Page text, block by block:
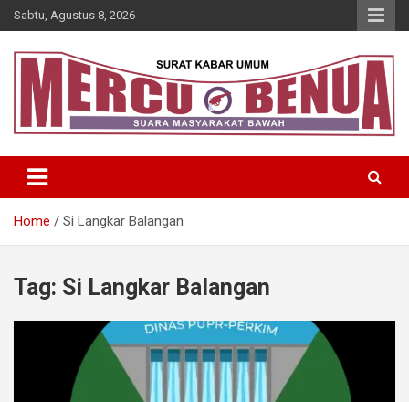
Skip
to
Sabtu, Agustus 8, 2026
Mercu Benua
Home Si Langkar Balangan
Tag: Si Langkar Balangan